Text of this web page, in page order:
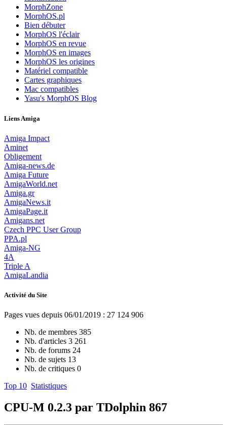
MorphZone
MorphOS.pl
Bien débuter
MorphOS l'éclair
MorphOS en revue
MorphOS en images
MorphOS les origines
Matériel compatible
Cartes graphiques
Mac compatibles
Yasu's MorphOS Blog
Liens Amiga
Amiga Impact
Aminet
Obligement
Amiga-news.de
Amiga Future
AmigaWorld.net
Amiga.gr
AmigaNews.it
AmigaPage.it
Amigans.net
Czech PPC User Group
PPA.pl
Amiga-NG
4A
Triple A
AmigaLandia
Activité du Site
Pages vues depuis 06/01/2019 : 27 124 906
Nb. de membres 385
Nb. d'articles 3 261
Nb. de forums 24
Nb. de sujets 13
Nb. de critiques 0
Top 10 Statistiques
CPU-M 0.2.3 par TDolphin 867